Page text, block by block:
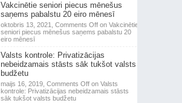
Vakcinētie seniori piecus mēnešus
saņems pabalstu 20 eiro mēnesī
oktobris 13, 2021, Comments Offon Vakcinētie
seniori piecus mēnešus saņems pabalstu 20
eiro mēnesī
Valsts kontrole: Privatizācijas
nebeidzamais stāsts sāk tukšot valsts
budžetu
maijs 16, 2019, Comments Offon Valsts
kontrole: Privatizācijas nebeidzamais stāsts
sāk tukšot valsts budžetu